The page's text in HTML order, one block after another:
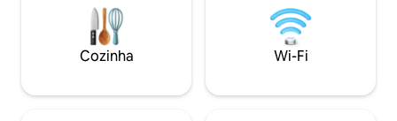
com pia dupla. Ar condicionado, TV a
cabo e Netflix. Varanda ampla com vista
para o mar. 2º quarto no andar de cima:
CAMA TIPO KING com colchão topo de
condicionado. Varanda com vista para o
estão no nível do
principal fica no
superior da
separado do nível
situada
Cozinha Wi-Fi